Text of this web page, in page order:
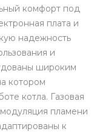
комфорт под
плата и
надежность
и
широким
котором
котла. Газовая
пламени
к